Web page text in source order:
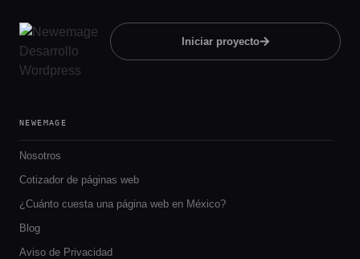
Iniciar proyecto
NEWEMAGE
Nosotros
Cotizador de páginas web
¿Cuánto cuesta una página web en México?
Blog
Aviso de Privacidad